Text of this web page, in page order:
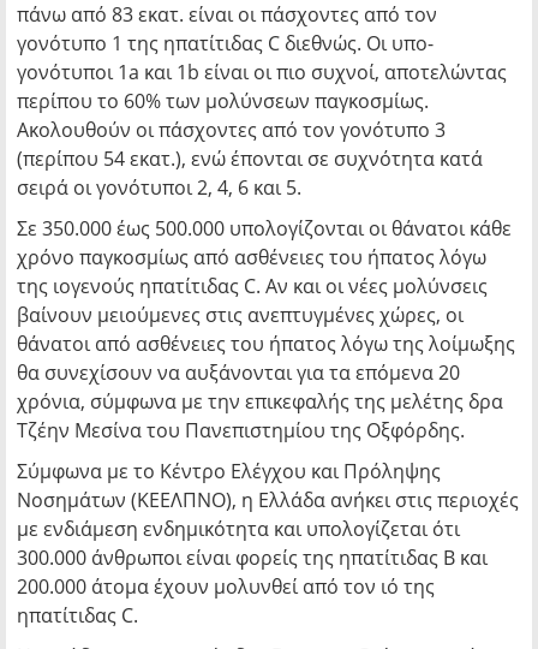
πάνω από 83 εκατ. είναι οι πάσχοντες από τον
γονότυπο 1 της ηπατίτιδας C διεθνώς. Οι υπο-
γονότυποι 1a και 1b είναι οι πιο συχνοί, αποτελώντας
περίπου το 60% των μολύνσεων παγκοσμίως.
Ακολουθούν οι πάσχοντες από τον γονότυπο 3
(περίπου 54 εκατ.), ενώ έπονται σε συχνότητα κατά
σειρά οι γονότυποι 2, 4, 6 και 5.
Σε 350.000 έως 500.000 υπολογίζονται οι θάνατοι κάθε
χρόνο παγκοσμίως από ασθένειες του ήπατος λόγω
της ιογενούς ηπατίτιδας C. Αν και οι νέες μολύνσεις
βαίνουν μειούμενες στις ανεπτυγμένες χώρες, οι
θάνατοι από ασθένειες του ήπατος λόγω της λοίμωξης
θα συνεχίσουν να αυξάνονται για τα επόμενα 20
χρόνια, σύμφωνα με την επικεφαλής της μελέτης δρα
Τζέην Μεσίνα του Πανεπιστημίου της Οξφόρδης.
Σύμφωνα με το Κέντρο Ελέγχου και Πρόληψης
Νοσημάτων (ΚΕΕΛΠΝΟ), η Ελλάδα ανήκει στις περιοχές
με ενδιάμεση ενδημικότητα και υπολογίζεται ότι
300.000 άνθρωποι είναι φορείς της ηπατίτιδας Β και
200.000 άτομα έχουν μολυνθεί από τον ιό της
ηπατίτιδας C.